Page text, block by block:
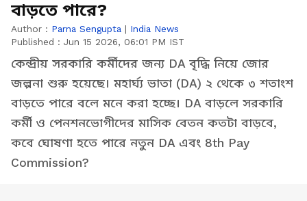
বাড়তে পারে?
Author : Parna Sengupta | India News
Published : Jun 15 2026, 06:01 PM IST
কেন্দ্রীয় সরকারি কর্মীদের জন্য DA বৃদ্ধি নিয়ে জোর
জল্পনা শুরু হয়েছে। মহার্ঘ্য ভাতা (DA) ২ থেকে ৩ শতাংশ
বাড়তে পারে বলে মনে করা হচ্ছে। DA বাড়লে সরকারি
কর্মী ও পেনশনভোগীদের মাসিক বেতন কতটা বাড়বে,
কবে ঘোষণা হতে পারে নতুন DA এবং 8th Pay
Commission?